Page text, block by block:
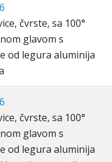
čvrste, sa 100°
glavom s
od legura aluminija
čvrste, sa 100°
glavom s
od legura aluminija